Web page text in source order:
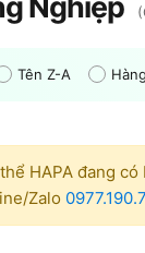
Tên Z-A
HAPA đang
Zalo